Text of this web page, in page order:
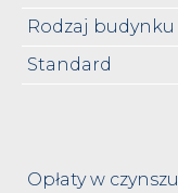
Rodzaj budynku
Standard
Opłaty w czynszu